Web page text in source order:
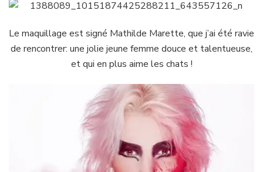
Le maquillage est signé Mathilde Marette, que j’ai été ravie
de rencontrer: une jolie jeune femme douce et talentueuse,
et qui en plus aime les chats !